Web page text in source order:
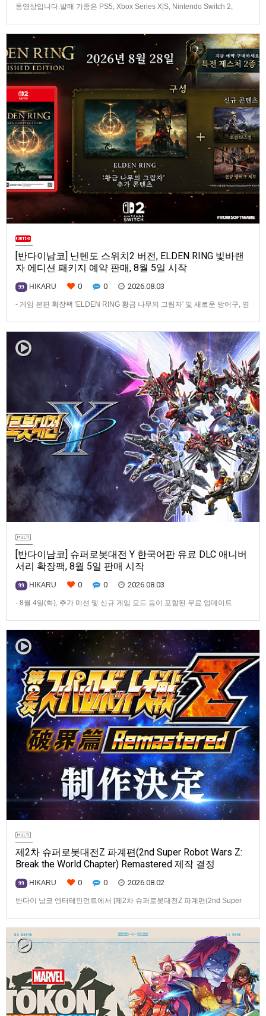
동영상입니다.발매 기종은 PS5, Xbox Series X|S, Nintendo Switch 2,
[반다이남코] 닌텐도 스위치2 버전, ELDEN RING 빛바랜
자 에디션 패키지 예약 판매, 8월 5일 시작
99 HIKARU 0 0 2026.08.03
- 게임 본편 확장팩 'ELDEN RING 황금 나무의 그림자' 및 새로운 방어구, 영
문 판매를 8월 5일(수)부터 시작한다고 발표했다.‘ELDEN RING 빛바랜 자
에디션’에는 ‘ELDEN R…
[반다이남코] 슈퍼로봇대전 Y 한국어판 유료 DLC 애니버
서리 확장팩, 8월 5일 판매 시작
99 HIKARU 0 0 2026.08.03
- 8월 4일(화), 추가 미션 및 신규 게임 모드 등이 포함된 무료 업데이트
Switch™, Steam®용 ‘슈퍼로봇대전 Y’(한국어판)의 유료 DLC ‘애니버서리
확장팩’을 2026년 …
제2차 슈퍼로봇대전Z 파계편(2nd Super Robot Wars Z:
Break the World Chapter) Remastered 제작 결정
99 HIKARU 0 0 2026.08.02
반다이 남코 엔터테인먼트에서 [제2차 슈퍼로봇대전Z 파계편(2nd Super
판[제2차 슈퍼로봇대전Z 파계편]은 2011년 PSP로 발매되었으며, 2012년
에 발매되었던 [제2…